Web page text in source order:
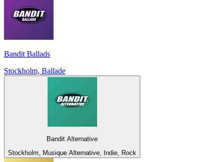
Bandit Ballads
Stockholm, Ballade
Bandit Alternative
Stockholm, Musique Alternative, Indie, Rock